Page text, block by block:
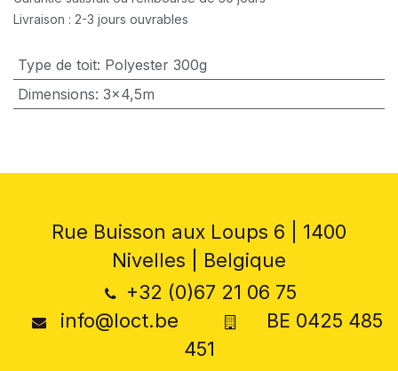
Livraison : 2-3 jours ouvrables
Type de toit: Polyester 300g
Dimensions: 3x4,5m
Rue Buisson aux Loups 6 | 1400
Nivelles | Belgique
+32 (0)67 21 06 75
info@loct.be
BE 0425 485
451